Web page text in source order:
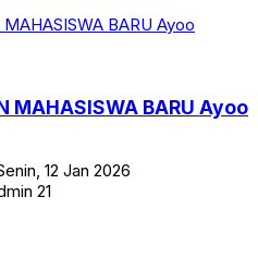
MAHASISWA BARU Ayoo
12 Jan 2026
21